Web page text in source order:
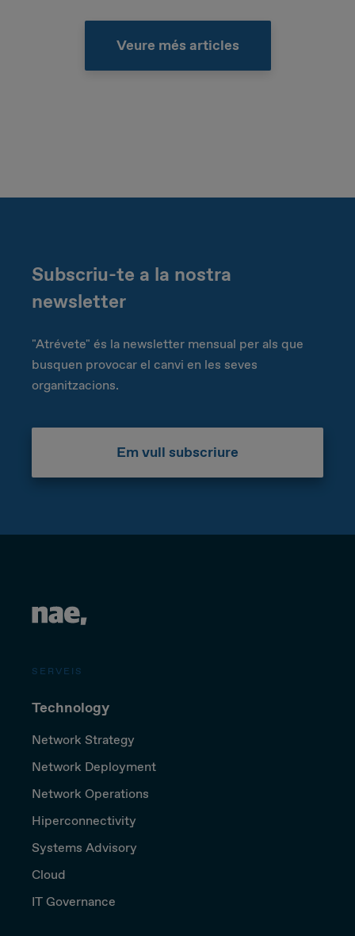
Veure més articles
Subscriu-te a la nostra
newsletter
"Atrévete" és la newsletter mensual per als que
busquen provocar el canvi en les seves
organitzacions.
Em vull subscriure
SERVEIS
Technology
Network Strategy
Network Deployment
Network Operations
Hiperconnectivity
Systems Advisory
Cloud
IT Governance